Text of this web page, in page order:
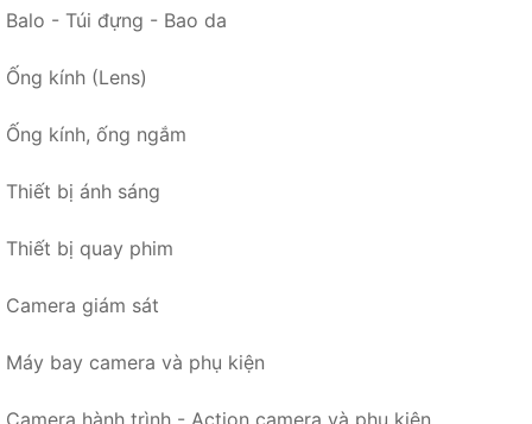
Balo - Túi đựng - Bao da
Ống kính (Lens)
Ống kính, ống ngắm
Thiết bị ánh sáng
Thiết bị quay phim
Camera giám sát
Máy bay camera và phụ kiện
Camera hành trình - Action camera và phụ kiện